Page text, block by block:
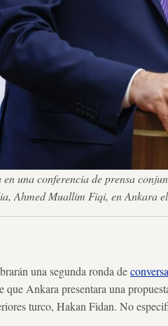
una conferencia de prensa
Ahmed Muallim Fiqi, en
una segunda ronda de
Ankara presentara una
turco, Hakan Fidan. No